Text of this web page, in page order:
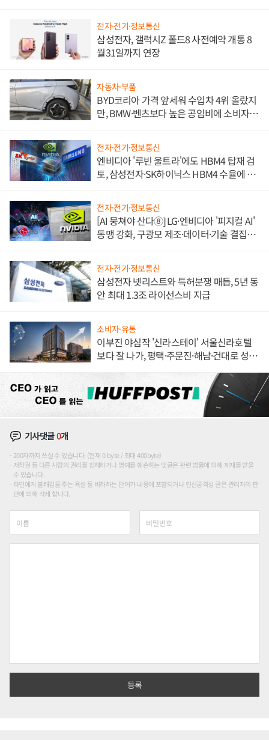
전자·전기·정보통신
삼성전자, 갤럭시Z 폴드8 사전예약 개통 8
월31일까지 연장
자동차·부품
BYD코리아 가격 앞세워 수입차 4위 올랐지
만, BMW·벤츠보다 높은 공임비에 소비자
전자·전기·정보통신
엔비디아 '루빈 울트라'에도 HBM4 탑재 검
토, 삼성전자·SK하이닉스 HBM4 수율에 주
전자·전기·정보통신
[AI 뭉쳐야 산다⑧] LG·엔비디아 '피지컬 AI'
동맹 강화, 구광모 제조·데이터·기술 결집
전자·전기·정보통신
삼성전자 넷리스트와 특허분쟁 매듭, 5년 동
안 최대 1.3조 라이선스비 지급
소비자·유통
이부진 야심작 '신라스테이' 서울신라호텔
보다 잘 나가, 평택·주문진·해남·건대로 성
기사댓글0개
200자까지 쓰실 수 있습니다. (현재 0 byte / 최대 400byte)
저작권 등 다른 사람의 권리를 침해하거나 명예를 훼손하는 댓글은 관련 법률에 의해 제재를 받을
수 있습니다.
타인에게 불쾌감을 주는 욕설 등 비하하는 단어가 내용에 포함되거나 인신공격성 글은 관리자의 판
단에 의해 삭제 합니다.